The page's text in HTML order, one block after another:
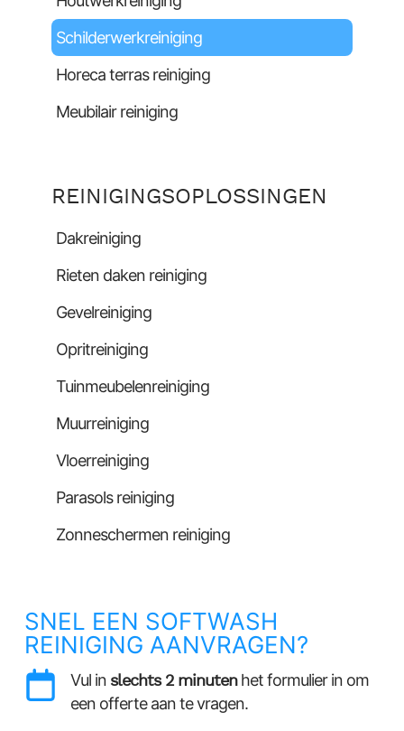
Schilderwerkreiniging
Horeca terras reiniging
Meubilair reiniging
REINIGINGSOPLOSSINGEN
Dakreiniging
Rieten daken reiniging
Gevelreiniging
Opritreiniging
Tuinmeubelenreiniging
Muurreiniging
Vloerreiniging
Parasols reiniging
Zonneschermen reiniging
SNEL EEN SOFTWASH
REINIGING AANVRAGEN?
Vul in slechts 2 minutenhet formulier in om
een offerte aan te vragen.